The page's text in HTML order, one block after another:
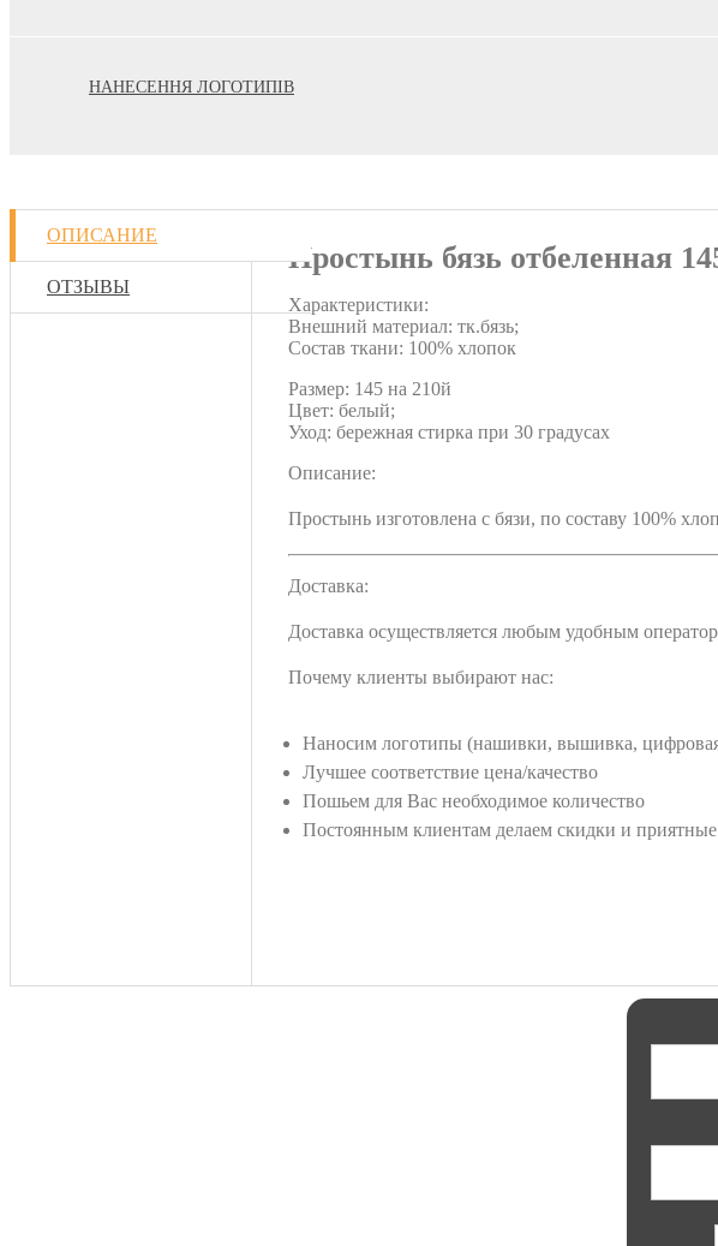
НАНЕСЕННЯ ЛОГОТИПІВ
ОПИСАНИЕ
ОТЗЫВЫ
Простынь бязь отбеленная
Характеристики:
Внешний материал: тк.бязь;
Состав ткани: 100% хлопок
Размер: 145 на 210й
Цвет: белый;
Уход: бережная стирка при 30 градусах
Описание:
Простынь изготовлена с бязи, по составу 100%
Доставка:
Доставка осуществляется любым удобным
Почему клиенты выбирают нас:
Наносим логотипы (нашивки, вышивка,
Лучшее соответствие цена/качество
Пошьем для Вас необходимое количество
Постоянным клиентам делаем скидки и